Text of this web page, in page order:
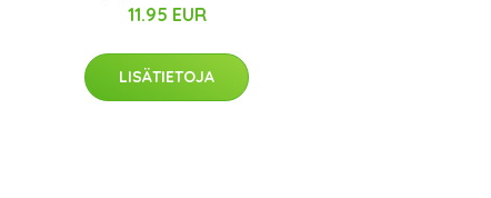
11.95 EUR
LISÄTIETOJA